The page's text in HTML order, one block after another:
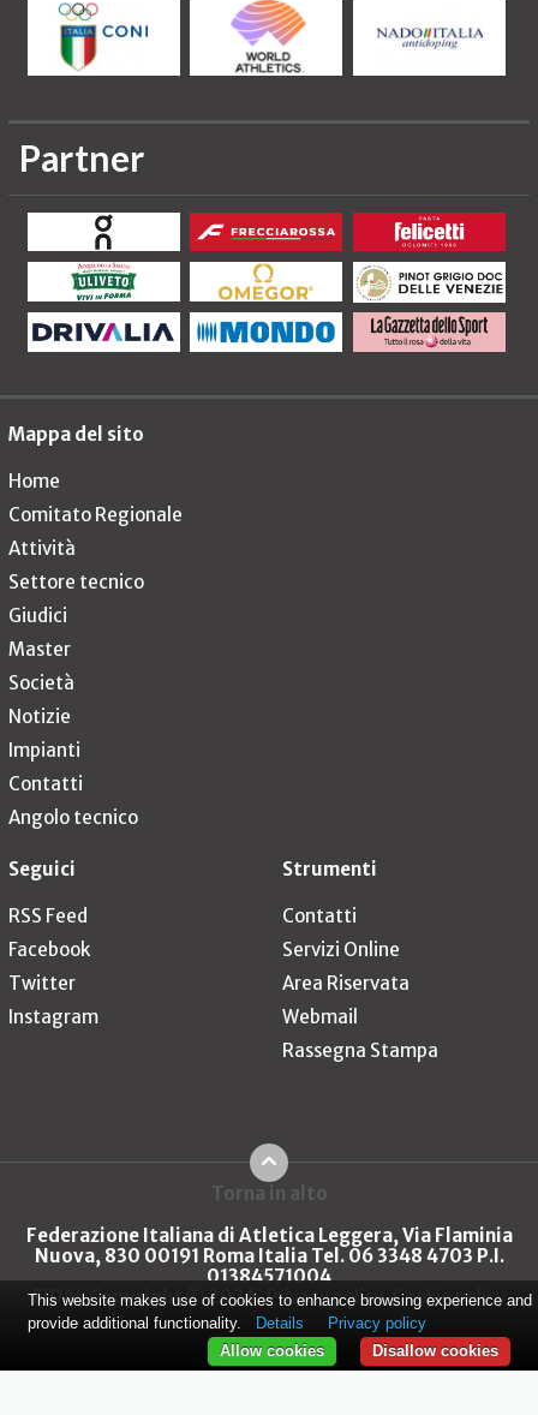
Partner
Mappa del sito
Home
Comitato Regionale
Attività
Settore tecnico
Giudici
Master
Società
Notizie
Impianti
Contatti
Angolo tecnico
Seguici
RSS Feed
Facebook
Twitter
Instagram
Strumenti
Contatti
Servizi Online
Area Riservata
Webmail
Rassegna Stampa
Torna in alto
Federazione Italiana di Atletica Leggera, Via Flaminia
Nuova, 830 00191 Roma Italia Tel. 06 3348 4703 P.I.
01384571004
FIDAL Copyright © 2026 Privacy policy Cookie policy
This website makes use of cookies to enhance browsing experience and
provide additional functionality.
Details
Privacy policy
Disallow cookies
Allow cookies